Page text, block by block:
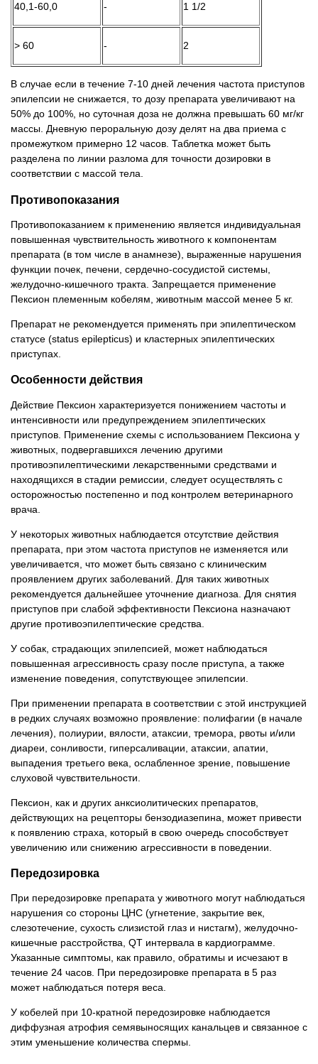
40,1-60,0 - 1 1/2
> 60 - 2
В случае если в течение 7-10 дней лечения частота приступов
эпилепсии не снижается, то дозу препарата увеличивают на
50% до 100%, но суточная доза не должна превышать 60 мг/кг
массы. Дневную пероральную дозу делят на два приема с
промежутком примерно 12 часов. Таблетка может быть
разделена по линии разлома для точности дозировки в
соответствии с массой тела.
Противопоказания
Противопоказанием к применению является индивидуальная
повышенная чувствительность животного к компонентам
препарата (в том числе в анамнезе), выраженные нарушения
функции почек, печени, сердечно-сосудистой системы,
желудочно-кишечного тракта. Запрещается применение
Пексион племенным кобелям, животным массой менее 5 кг.
Препарат не рекомендуется применять при эпилептическом
статусе (status epilepticus) и кластерных эпилептических
приступах.
Особенности действия
Действие Пексион характеризуется понижением частоты и
интенсивности или предупреждением эпилептических
приступов. Применение схемы с использованием Пексиона у
животных, подвергавшихся лечению другими
противоэпилептическими лекарственными средствами и
находящихся в стадии ремиссии, следует осуществлять с
осторожностью постепенно и под контролем ветеринарного
врача.
У некоторых животных наблюдается отсутствие действия
препарата, при этом частота приступов не изменяется или
увеличивается, что может быть связано с клиническим
проявлением других заболеваний. Для таких животных
рекомендуется дальнейшее уточнение диагноза. Для снятия
приступов при слабой эффективности Пексиона назначают
другие противоэпилептические средства.
У собак, страдающих эпилепсией, может наблюдаться
повышенная агрессивность сразу после приступа, а также
изменение поведения, сопутствующее эпилепсии.
При применении препарата в соответствии с этой инструкцией
в редких случаях возможно проявление: полифагии (в начале
лечения), полиурии, вялости, атаксии, тремора, рвоты и/или
диареи, сонливости, гиперсаливации, атаксии, апатии,
выпадения третьего века, ослабленное зрение, повышение
слуховой чувствительности.
Пексион, как и других анксиолитических препаратов,
действующих на рецепторы бензодиазепина, может привести
к появлению страха, который в свою очередь способствует
увеличению или снижению агрессивности в поведении.
Передозировка
При передозировке препарата у животного могут наблюдаться
нарушения со стороны ЦНС (угнетение, закрытие век,
слезотечение, сухость слизистой глаз и нистагм), желудочно-
кишечные расстройства, QT интервала в кардиограмме.
Указанные симптомы, как правило, обратимы и исчезают в
течение 24 часов. При передозировке препарата в 5 раз
может наблюдаться потеря веса.
У кобелей при 10-кратной передозировке наблюдается
диффузная атрофия семявыносящих канальцев и связанное с
этим уменьшение количества спермы.